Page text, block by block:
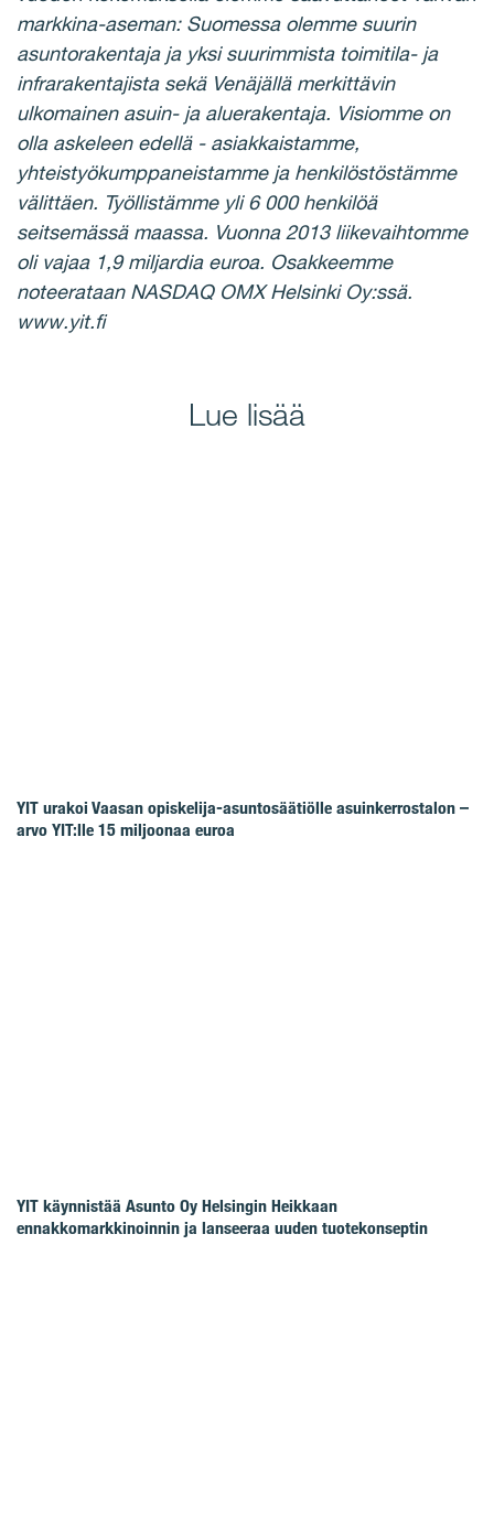
markkina-aseman: Suomessa olemme suurin
asuntorakentaja ja yksi suurimmista toimitila- ja
infrarakentajista sekä Venäjällä merkittävin
ulkomainen asuin- ja aluerakentaja. Visiomme on
olla askeleen edellä - asiakkaistamme,
yhteistyökumppaneistamme ja henkilöstöstämme
välittäen. Työllistämme yli 6 000 henkilöä
seitsemässä maassa. Vuonna 2013 liikevaihtomme
oli vajaa 1,9 miljardia euroa. Osakkeemme
noteerataan NASDAQ OMX Helsinki Oy:ssä.
www.yit.fi
Lue lisää
YIT urakoi Vaasan opiskelija-asuntosäätiölle asuinkerrostalon –
arvo YIT:lle 15 miljoonaa euroa
YIT käynnistää Asunto Oy Helsingin Heikkaan
ennakkomarkkinoinnin ja lanseeraa uuden tuotekonseptin